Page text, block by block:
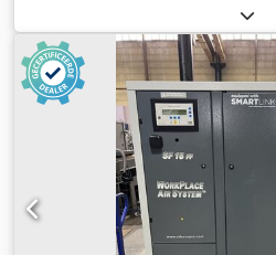
gebruikte Atlas Copco SF8+FF
scrollluchtcompressor die in
multi-scrollunits bieden de
een modulair systeem met twee
compressormodules die in één
geïntegreerd. De Elektronikon®
van elk element en start en stopt
elementen, waardoor wordt
persluchtuitvoer overeenkomt
Bovendien garanderen de
gebruiksvriendelijkheid van